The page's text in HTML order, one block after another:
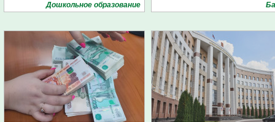
Дошкольное образование